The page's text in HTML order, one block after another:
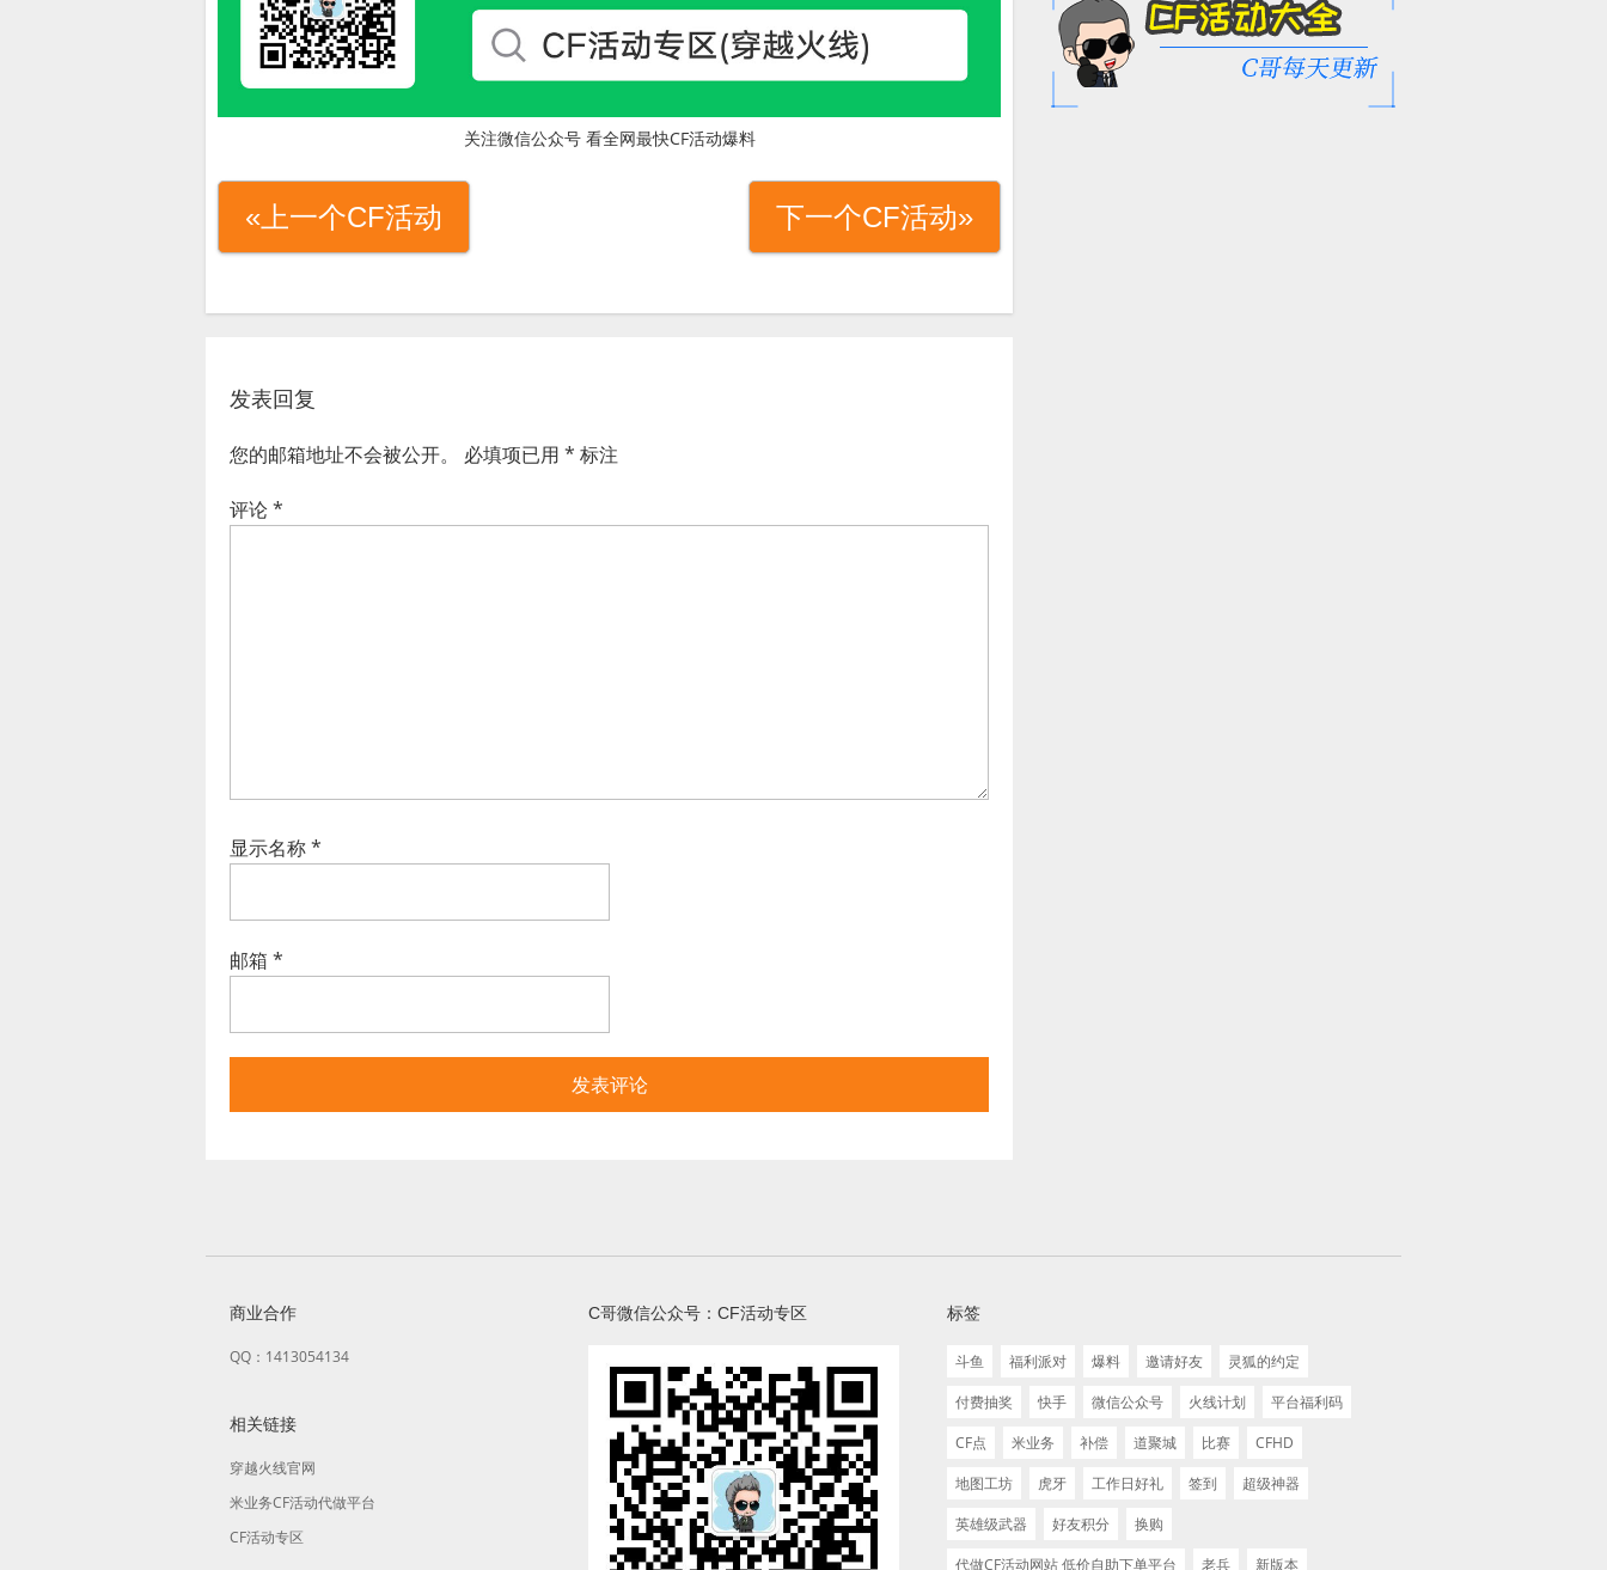
关注微信公众号 看全网最快CF活动爆料
«上一个CF活动 下一个CF活动»
发表回复
您的邮箱地址不会被公开。 必填项已用 * 标注
评论*
显示名称*
邮箱 *
商业合作
QQ：1413054134
相关链接
穿越火线官网
米业务CF活动代做平台
CF活动专区
C哥微信公众号：CF活动专区 标签
斗鱼 福利派对 爆料 邀请好友
灵狐的约定
付费抽奖
快手 微信公众号 火线计划
平台福利码
CF点
米业务 补偿 道聚城 比赛
CFHD
地图工坊
虎牙 工作日好礼 签到
超级神器
英雄级武器
好友积分
换购
代做CF活动网站 低价自助下单平台
老兵 新版本